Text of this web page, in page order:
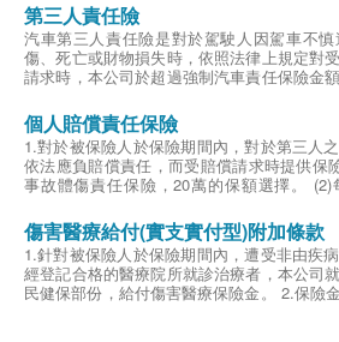
生意外事故不慎造成車外其他人第三人之身
時，依照法律上規定對受害人應負賠償責任
超過強制汽車責任保險金額以上之部份對被
第三人每人體傷最高10萬元為限；每次事故
第三人每次事故財損最高3萬元為限。
第三人責任險
汽車第三人責任險是對於駕駛人因駕車不
傷、死亡或財物損失時，依照法律上規定對
請求時，本公司於超過強制汽車責任保險金
齡、家庭撫養人數等條件，來判定和解金，
三人傷害責任險更顯重要。
個人賠償責任保險
1.對於被保險人於保險期間內，對於第三人
依法應負賠償責任，而受賠償請求時提供保
事故體傷責任保險，20萬的保額選擇。
選擇。
傷害醫療給付(實支實付型)附加條款
1.針對被保險人於保險期間內，遭受非由疾
經登記合格的醫療院所就診治療者，本公司
民健保部份，給付傷害醫療保險金。 2.保險